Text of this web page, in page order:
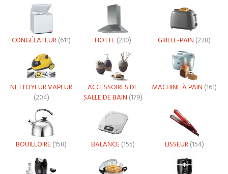
CONGÉLATEUR(611) HOTTE (230) GRILLE-PAIN (228)
NETTOYEUR VAPEUR
(204)
ACCESSOIRES DE
SALLE DE BAIN (179)
MACHINE À PAIN (161)
BOUILLOIRE (158) BALANCE (155) LISSEUR(154)